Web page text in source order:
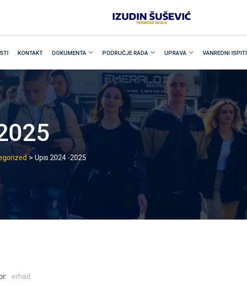
KONTAKT DOKUMENTA PODRUČJE RADA UPRAVA VANREDNI ISPITI
> Upis 2024 -2025
erhad